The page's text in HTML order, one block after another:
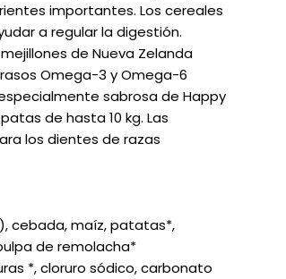
importantes. Los cereales
a regular la digestión.
de Nueva Zelanda
Omega-3 y Omega-6
sabrosa de Happy
de hasta 10 kg. Las
los dientes de razas
cebada, maíz, patatas*,
de remolacha*
*, cloruro sódico, carbonato